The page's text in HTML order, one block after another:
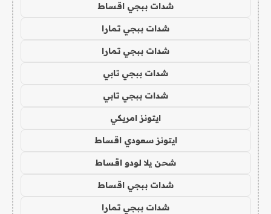
شدات ببجي اقساط
شدات ببجي تمارا
شدات ببجي تمارا
شدات ببجي تابي
شدات ببجي تابي
ايتونز امريكي
ايتونز سعودي اقساط
شحن يلا لودو اقساط
شدات ببجي اقساط
شدات ببجي تمارا